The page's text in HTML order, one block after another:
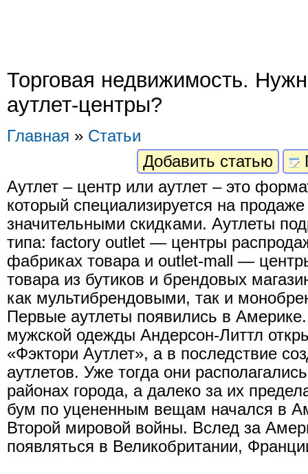
Торговая недвижимость.
аутлет-центры?
Главная » Статьи
Добавить статью
Аутлет – центр или аутлет – это
который специализируется на
значительными скидками. Аутлеты
типа: factory outlet — центры
фабриках товара и outlet-mall —
товара из бутиков и брендовых
как мультибрендовыми, так и
Первые аутлеты появились в
мужской одежды Андерсон-Литтл
«Фэктори Аутлет», а в последствие
аутлетов. Уже тогда они
районах города, а далеко за их
бум по уцененным вещам начался в
Второй мировой войны. Вслед за
появляться в Великобритании,